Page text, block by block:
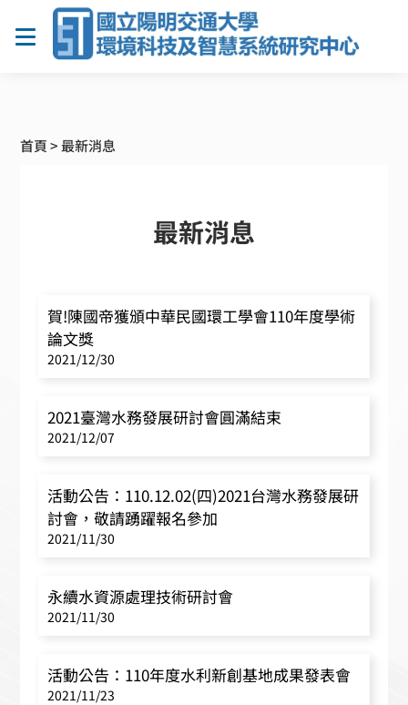
首頁>最新消息
最新消息
賀!陳國帝獲頒中華民國環工學會110年度學術
論文獎
2021/12/30
2021臺灣水務發展研討會圓滿結束
2021/12/07
活動公告：110.12.02(四)2021台灣水務發展研
討會，敬請踴躍報名參加
2021/11/30
永續水資源處理技術研討會
2021/11/30
活動公告：110年度水利新創基地成果發表會
2021/11/23